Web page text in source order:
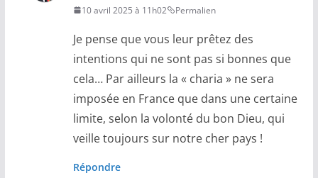
10 avril 2025 à 11h02 Permalien
Je pense que vous leur prêtez des
intentions qui ne sont pas si bonnes que
cela… Par ailleurs la « charia » ne sera
imposée en France que dans une certaine
limite, selon la volonté du bon Dieu, qui
veille toujours sur notre cher pays !
Répondre